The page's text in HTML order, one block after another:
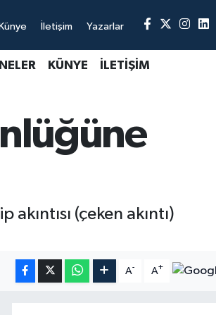
Künye İletişim Yazarlar
KÜNYE İLETİŞİM
(çeken akıntı)
A- A+